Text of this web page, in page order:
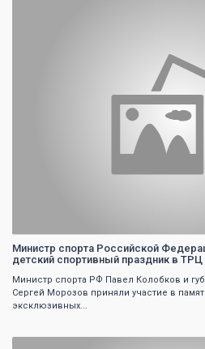
Министр спорта Российской
детский спортивный праздник в
Министр спорта РФ Павел Колобков и
Сергей Морозов приняли участие в
эксклюзивных...